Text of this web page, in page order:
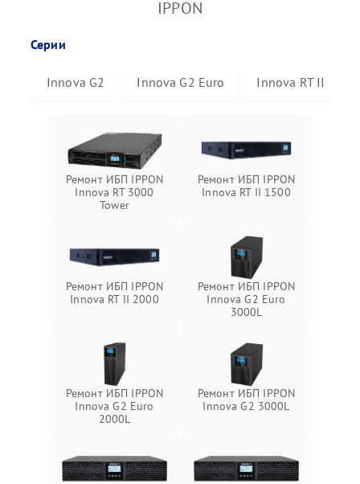
IPPON
Серии
Innova G2 Innova G2 Euro Innova RT II
Ремонт ИБП IPPON
Innova RT 3000
Tower
Ремонт ИБП IPPON
Innova RT II 1500
Ремонт ИБП IPPON
Innova RT II 2000
Ремонт ИБП IPPON
Innova G2 Euro
3000L
Ремонт ИБП IPPON
Innova G2 Euro
2000L
Ремонт ИБП IPPON
Innova G2 3000L